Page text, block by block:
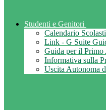
Studenti e Genitori
Calendario
Link - G Suite
Guida per il Primo
Informativa sulla
Uscita Autonoma